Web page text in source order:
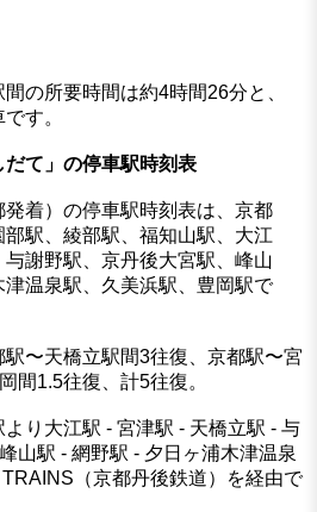
の所要時間は約4時間26分と、
す。
て」の停車駅時刻表
着）の停車駅時刻表は、京都
駅、綾部駅、福知山駅、大江
謝野駅、京丹後大宮駅、峰山
温泉駅、久美浜駅、豊岡駅で
〜天橋立駅間3往復、京都駅〜宮
間1.5往復、計5往復。
り大江駅 - 宮津駅 - 天橋立駅 - 与
山駅 - 網野駅 - 夕日ヶ浦木津温泉
（京都丹後鉄道）を経由で